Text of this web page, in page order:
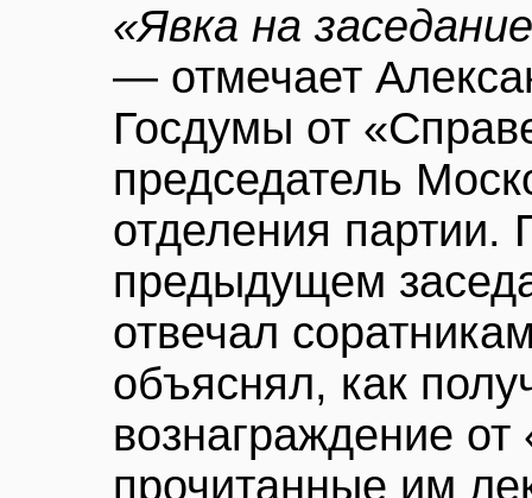
«Явка на
— отмечает
Госдумы от
председатель
отделения партии.
предыдущем
отвечал
объяснял, как
вознаграждение от
прочитанные им